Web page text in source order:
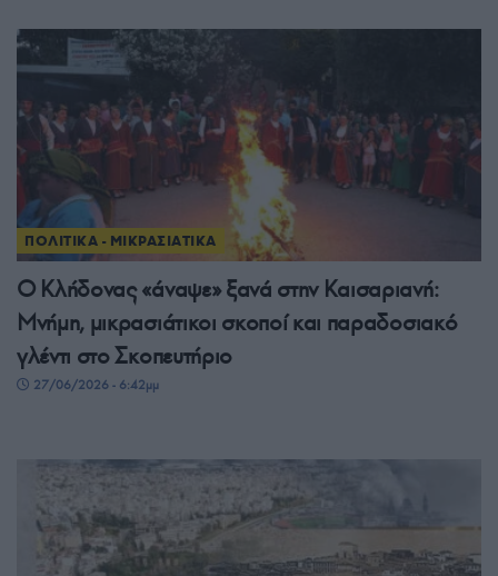
ΠΟΛΙΤΙΚΑ - ΜΙΚΡΑΣΙΑΤΙΚΑ
Ο Κλήδονας «άναψε» ξανά στην Καισαριανή:
Μνήμη, μικρασιάτικοι σκοποί και παραδοσιακό
γλέντι στο Σκοπευτήριο
27/06/2026 - 6:42μμ